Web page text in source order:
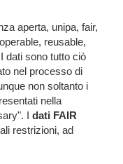
aperta, unipa, fair,
reusable,
dati sono tutto ciò
nel processo di
non soltanto i
nella
I dati FAIR
restrizioni, ad